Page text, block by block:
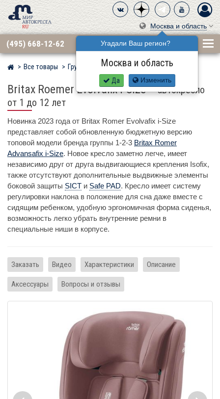
Москва и область
Угадали Ваш регион?
Москва и область
Да Изменить
(495) 668-12-62
Мир детских автокресел
Все товары Группа 1·2·3 (9–36 кг) BRITAX RÖMER
Britax Roemer Evolvafix i-Size–автокресло
от 1 до 12 лет
Новинка 2023 года от Britax Romer Evolvafix i-Size
представляет собой обновленную бюджетную версию
топовой модели бренда группы 1-2-3 Britax Romer
Advansafix i-Size. Новое кресло заметно легче, имеет
независимо друг от друга выдвигающиеся крепления Isofix,
также отсутствуют дополнительные выдвижные элементы
боковой защиты SICT и Safe PAD. Кресло имеет систему
регулировки наклона в положение для сна даже вместе с
сидящим ребенком, удобную эргономичная форма сиденья,
возможность легко убрать внутренние ремни в
специальные ниши в корпусе.
Заказать Видео Характеристики Описание
Аксессуары Вопросы и отзывы